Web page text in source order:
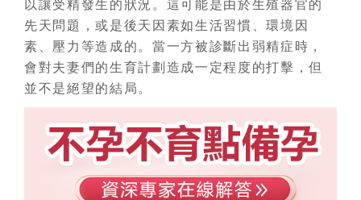
以讓受精發生的狀況。這可能是由於生殖器官的
先天問題，或是後天因素如生活習慣、環境因
素、壓力等造成的。當一方被診斷出弱精症時，
會對夫妻們的生育計劃造成一定程度的打擊，但
並不是絕望的結局。